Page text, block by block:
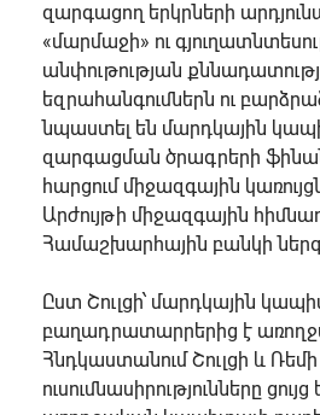
զարգացող երկրների
«մարմաջի» ու
անփութության
եզրահանգումներն ու
նպաստել են մարդկային
զարգացման ծրագրերի
հարցում միջազգային
Արժույթի միջազգային
Համաշխարհային բանկի
Ըստ Շուլցի՝ մարդկային
բաղադրատարրերից է
Հնդկաստանում Շուլցի և
ուսումնասիրությունները